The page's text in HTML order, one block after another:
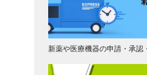
新薬や医療機器の申請・承認